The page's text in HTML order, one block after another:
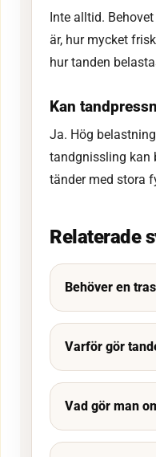
Inte alltid.
är, hur mycket
hur tanden
Kan
Ja. Hög
tandgnissling kan
tänder med stora
Relaterade
Behöver en
Varför gör
Vad gör man